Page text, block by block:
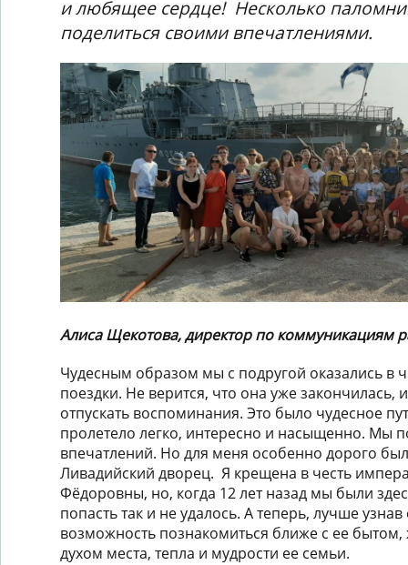
и любящее сердце! Несколько
поделиться своими впечатлениями.
Алиса Щекотова, директор по коммуникациям
Чудесным образом мы с подругой оказались в
поездки. Не верится, что она уже закончилась,
отпускать воспоминания. Это было чудесное
пролетело легко, интересно и насыщенно. Мы
впечатлений. Но для меня особенно дорого
Ливадийский дворец. Я крещена в честь
Фёдоровны, но, когда 12 лет назад мы были
попасть так и не удалось. А теперь, лучше
возможность познакомиться ближе с ее
духом места, тепла и мудрости ее семьи.